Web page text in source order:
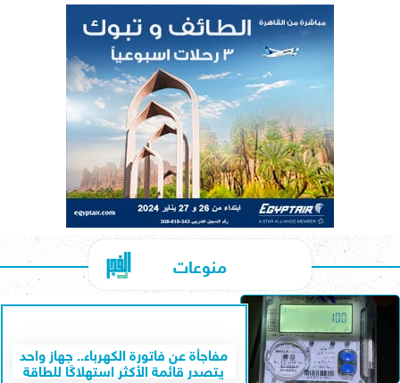
منوعات
مفاجأة عن فاتورة الكهرباء.. جهاز واحد
يتصدر قائمة الأكثر استهلاكًا للطاقة